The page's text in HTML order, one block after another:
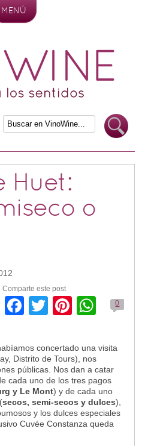
MENÚ
Huet:
o
Comparte este post
Facebook
TwitterPinterest
0
concertado una visita
Distrito de Tours), nos
públicas. Nos dan a catar
cada uno de los tres pagos
y Le Mont) y de cada uno
secos, semi-secos y dulces),
y los dulces especiales
Cuvée Constanza queda